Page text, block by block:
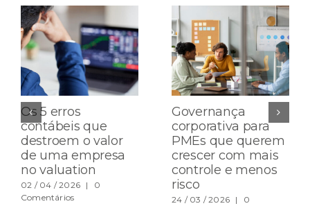
Os 5 erros
contábeis que
destroem o valor
de uma empresa
no valuation
02 / 04 / 2026 |
0
Comentários
Governança
corporativa para
PMEs que querem
crescer com mais
controle e menos
risco
24 / 03 / 2026 |
0